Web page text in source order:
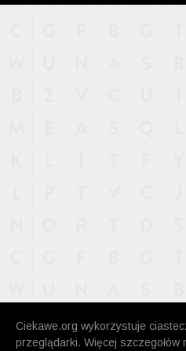
Ciekawe.org wykorzystuje
przeglądarki. Więcej szczegołów
KONTAKT